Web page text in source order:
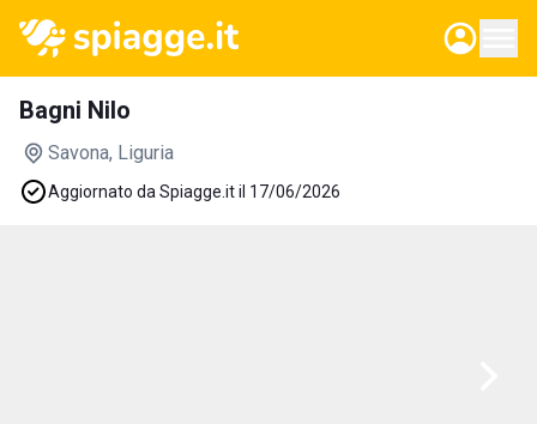
Bagni Nilo
Savona, Liguria
Aggiornato da Spiagge.it il 17/06/2026